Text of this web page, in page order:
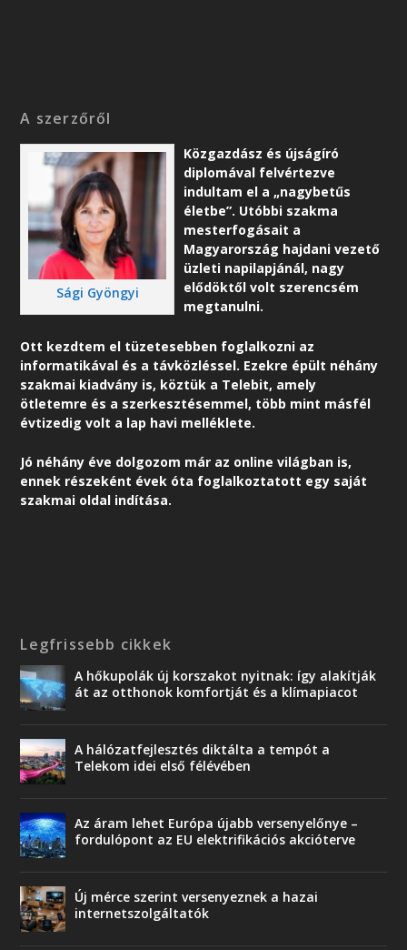
A szerzőről
Sági Gyöngyi
Közgazdász és újságíró
diplomával felvértezve
indultam el a „nagybetűs
életbe”. Utóbbi szakma
mesterfogásait a
Magyarország hajdani vezető
üzleti napilapjánál, nagy
elődöktől volt szerencsém
megtanulni.
Ott kezdtem el tüzetesebben foglalkozni az
informatikával és a távközléssel. Ezekre épült néhány
szakmai kiadvány is, köztük a Telebit, amely
ötletemre és a szerkesztésemmel, több mint másfél
évtizedig volt a lap havi melléklete.
Jó néhány éve dolgozom már az online világban is,
ennek részeként évek óta foglalkoztatott egy saját
szakmai oldal indítása.
Legfrissebb cikkek
A hőkupolák új korszakot nyitnak: így alakítják
át az otthonok komfortját és a klímapiacot
A hálózatfejlesztés diktálta a tempót a
Telekom idei első félévében
Az áram lehet Európa újabb versenyelőnye –
fordulópont az EU elektrifikációs akcióterve
Új mérce szerint versenyeznek a hazai
internetszolgáltatók